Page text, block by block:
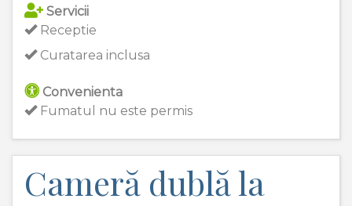
Servicii
Receptie
Curatarea inclusa
Convenienta
Fumatul nu este permis
Cameră dublă la